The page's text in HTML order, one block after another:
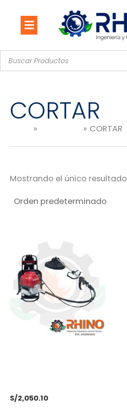
contenido
Búsqueda
de
productos
CORTAR
CORTAR
Mostrando el único resultado
S/2,050.10